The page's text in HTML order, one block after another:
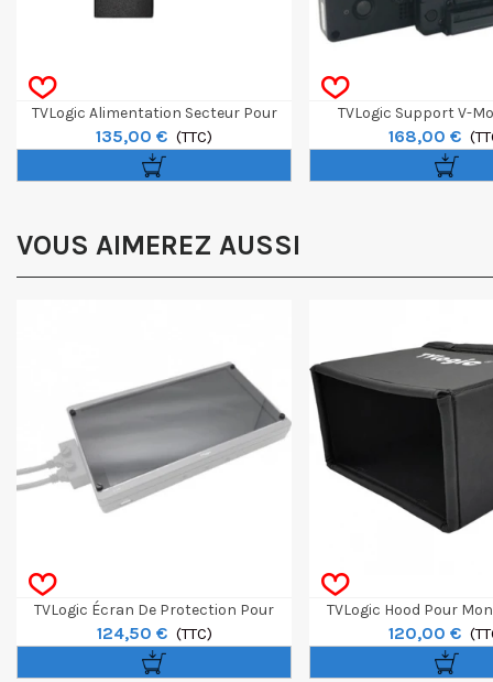
TVLogic Alimentation Secteur Pour
Moniteur F-10A
135,00 € (TTC)
TVLogic Support V-
Moniteur F-
168,00 €
VOUS AIMEREZ AUSSI
TVLogic Écran De Protection Pour
Moniteur F-10A
124,50 € (TTC)
TVLogic Hood Pour
120,00 €